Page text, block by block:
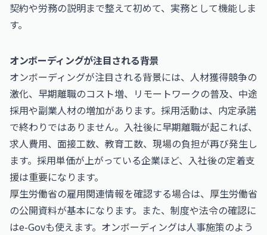
契約や労務の説明まで整えて初めて、実務として機能しま
す。
オンボーディングが注目される背景
オンボーディングが注目される背景には、人材獲得競争の
激化、早期離職のコスト増、リモートワークの普及、中途
採用や副業人材の増加があります。採用活動は、内定承諾
で終わりではありません。入社後に早期離職が起これば、
求人費用、面接工数、教育工数、現場の負担が再び発生し
ます。採用単価が上がっている企業ほど、入社後の定着支
援は重要になります。
厚生労働省の雇用関連情報を確認する場合は、 厚生労働省
の公開資料が基本になります。また、制度や法令の確認に
はe-Govも使えます。オンボーディングは人事施策のよう